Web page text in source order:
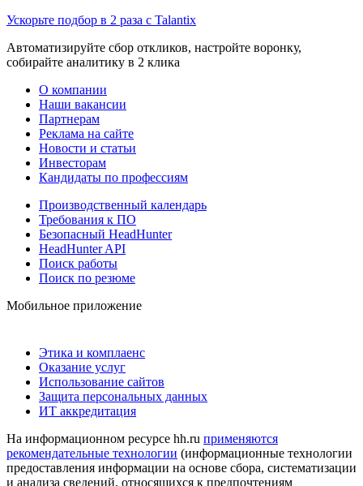
Ускорьте подбор в 2 раза с Talantix
Автоматизируйте сбор откликов, настройте воронку,
собирайте аналитику в 2 клика
О компании
Наши вакансии
Партнерам
Реклама на сайте
Новости и статьи
Инвесторам
Кандидаты по профессиям
Производственный календарь
Требования к ПО
Безопасный HeadHunter
HeadHunter API
Поиск работы
Поиск по резюме
Мобильное приложение
Этика и комплаенс
Оказание услуг
Использование сайтов
Защита персональных данных
ИТ аккредитация
На информационном ресурсе hh.ru применяются
рекомендательные технологии (информационные технологии
предоставления информации на основе сбора, систематизации
и анализа сведений, относящихся к предпочтениям